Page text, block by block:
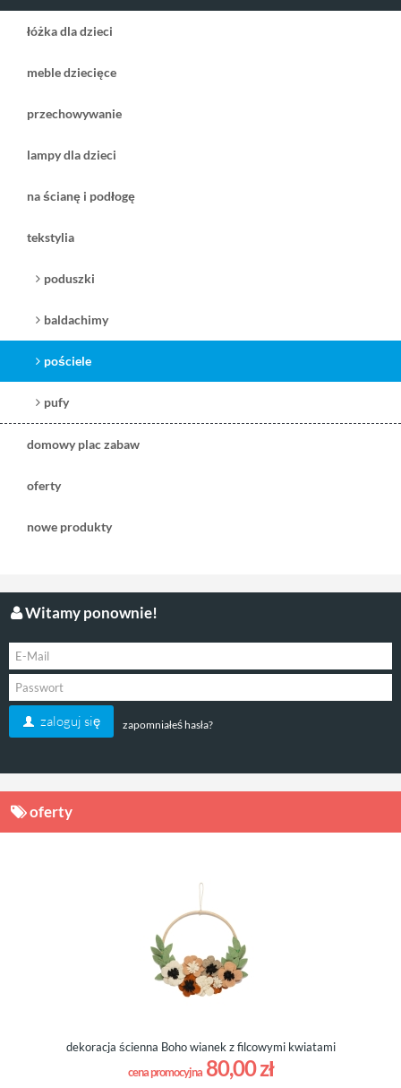
łóżka dla dzieci
meble dziecięce
przechowywanie
lampy dla dzieci
na ścianę i podłogę
tekstylia
poduszki
baldachimy
pościele
pufy
domowy plac zabaw
oferty
nowe produkty
Witamy ponownie!
zaloguj się zapomniałeś hasła?
oferty
dekoracja ścienna Boho wianek z filcowymi kwiatami
cena promocyjna80,00 zł